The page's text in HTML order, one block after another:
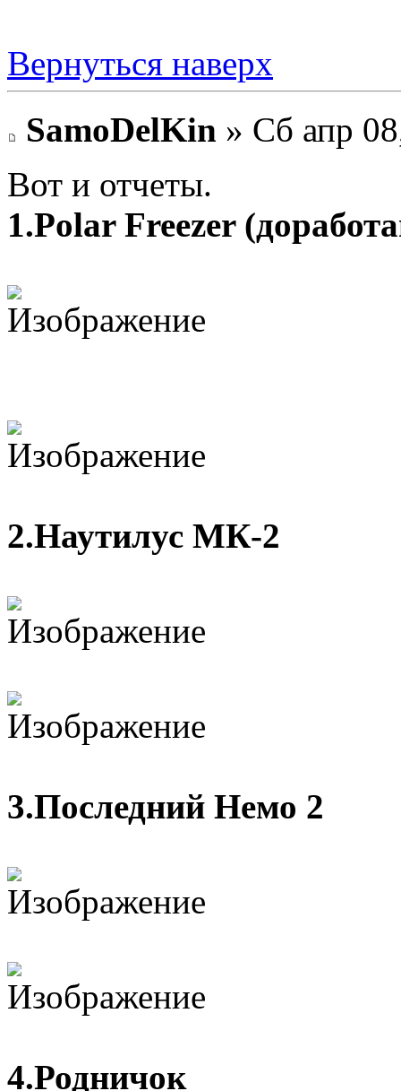
Вернуться наверх
SamoDelKin » Сб апр
Вот и отчеты.
1.Polar Freezer
2.Наутилус МК-2
3.Последний Немо 2
4.Родничок